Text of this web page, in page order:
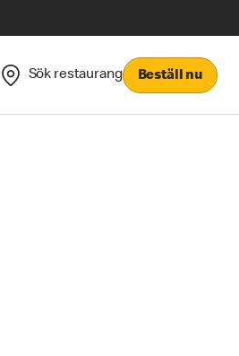
Sök restaurang Beställ nu